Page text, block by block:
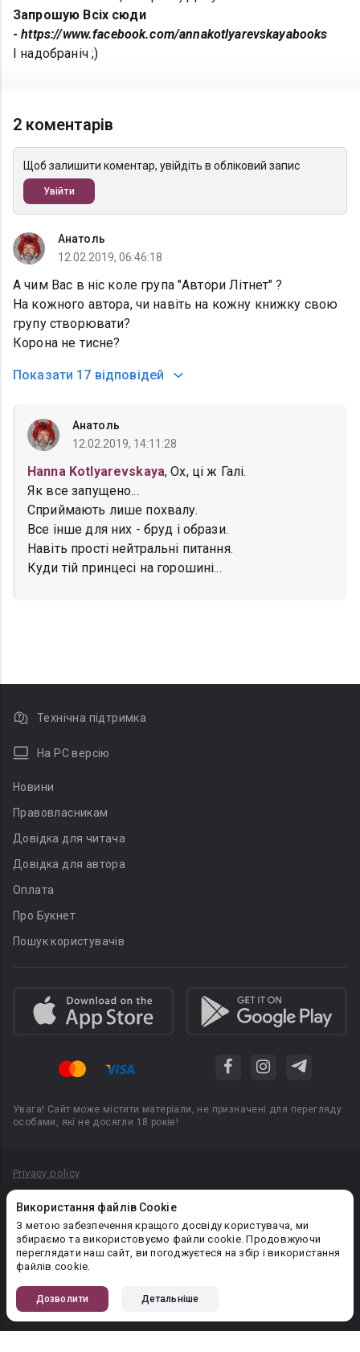
Запрошую Всіх сюди
-https://www.facebook.com/annakotlyarevskayabooks
І надобраніч ;)
2 коментарів
Щоб залишити коментар, увійдіть в обліковий запис
Увійти
Анатоль
12.02.2019, 06:46:18
А чим Вас в ніс коле група "Автори Літнет" ?
На кожного автора, чи навіть на кожну книжку свою
групу створювати?
Корона не тисне?
Показати 17 відповідей
Анатоль
12.02.2019, 14:11:28
Hanna Kotlyarevskaya, Ох, ці ж Галі.
Як все запущено...
Сприймають лише похвалу.
Все інше для них - бруд і образи.
Навіть прості нейтральні питання.
Куди тій принцесі на горошині...
Використання файлів Cookie
З метою забезпечення кращого досвіду користувача, ми
збираємо та використовуємо файли cookie. Продовжуючи
переглядати наш сайт, ви погоджуєтеся на збір і використання
файлів cookie.
Дозволити Детальніше
Технічна підтримка
На PC версію
Новини
Правовласникам
Довідка для читача
Довідка для автора
Оплата
Про Букнет
Пошук користувачів
Увага! Сайт може містити матеріали, не призначені для перегляду
особами, які не досягли 18 років!
Privacy policy
Політика конфіденційності
Правила публікації авторського контенту
PR-вiддiл: pr@booknet.com
© 2026 Booknet. Всі права захищено.